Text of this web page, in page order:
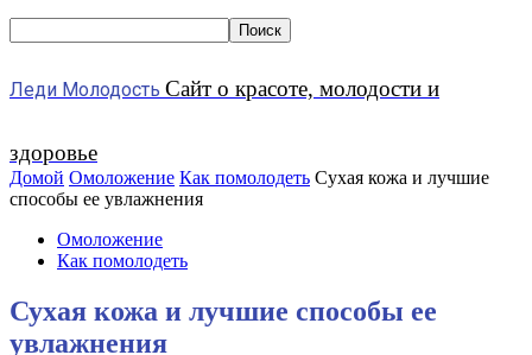
Леди Молодость Сайт о красоте, молодости и
здоровье
Домой Омоложение Как помолодеть Сухая кожа и лучшие
способы ее увлажнения
Омоложение
Как помолодеть
Сухая кожа и лучшие способы ее
увлажнения